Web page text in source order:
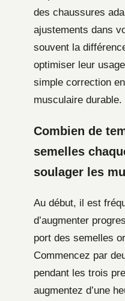
des chaussures
ajustements dans
souvent la
optimiser leur
simple correction
musculaire durable.
Combien de
semelles
soulager les
Au début, il est
d’augmenter
port des semelles
Commencez par
pendant les trois
augmentez d’une